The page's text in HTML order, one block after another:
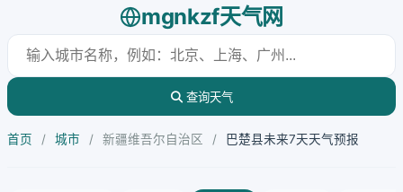
mgnkzf天气网
查询天气
首页 / 城市 / 新疆维吾尔自治区 / 巴楚县未来7天天气预报